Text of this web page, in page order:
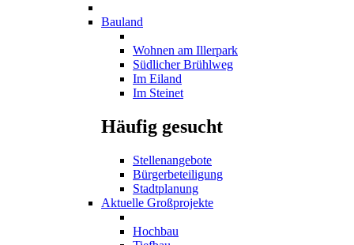
Bauland
Wohnen am Illerpark
Südlicher Brühlweg
Im Eiland
Im Steinet
Häufig gesucht
Stellenangebote
Bürgerbeteiligung
Stadtplanung
Aktuelle Großprojekte
Hochbau